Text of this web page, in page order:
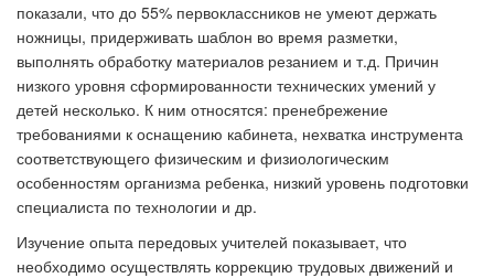
показали, что до 55% первоклассников не умеют держать
ножницы, придерживать шаблон во время разметки,
выполнять обработку материалов резанием и т.д. Причин
низкого уровня сформированности технических умений у
детей несколько. К ним относятся: пренебрежение
требованиями к оснащению кабинета, нехватка инструмента
соответствующего физическим и физиологическим
особенностям организма ребенка, низкий уровень подготовки
специалиста по технологии и др.
Изучение опыта передовых учителей показывает, что
необходимо осуществлять коррекцию трудовых движений и